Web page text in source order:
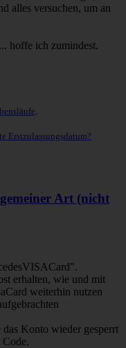
alles versuchen, um an
hoffe ich zumindest.
Erstzulassungsdatum?
Art (nicht
erhalten, wie und mit
weiterhin nutzen
Konto wieder gesperrt
Code.